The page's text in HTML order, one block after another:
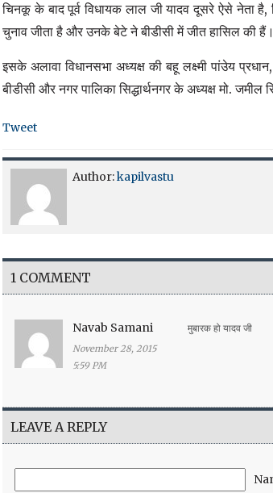
चिनकू के बाद पूर्व विधायक लाल जी यादव दूसरे ऐसे नेता
चुनाव जीता है और उनके बेटे ने बीडीसी में जीत हासिल की
इसके अलावा विधानसभा अध्यक्ष की बहू लक्ष्मी पांउेय
बीडीसी और नगर पालिका सिद्धार्थनगर के अध्यक्ष मो.
Tweet
Author:kapilvastu
1 COMMENT
Navab Samani
November 28, 2015
5:59 PM
मुबारक हो यादव जी
LEAVE A REPLY